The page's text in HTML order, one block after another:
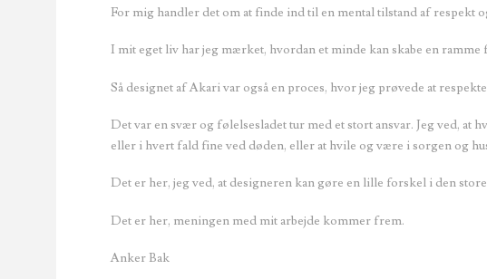
For mig handler det om at finde ind til en mental tilstand af respekt
I mit eget liv har jeg mærket, hvordan et minde kan skabe en
Så designet af Akari var også en proces, hvor jeg prøvede at
Det var en svær og følelsesladet tur med et stort ansvar. Jeg ved, at
eller i hvert fald fine ved døden, eller at hvile og være i sorgen og
Det er her, jeg ved, at designeren kan gøre en lille forskel i den
Det er her, meningen med mit arbejde kommer frem.
Anker Bak